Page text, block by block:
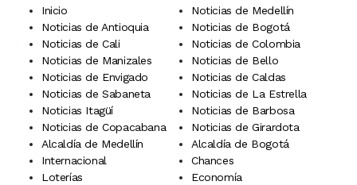
Inicio
Noticias de Medellín
Noticias de Antioquia
Noticias de Bogotá
Noticias de Cali
Noticias de Colombia
Noticias de Manizales
Noticias de Bello
Noticias de Envigado
Noticias de Caldas
Noticias de Sabaneta
Noticias de La Estrella
Noticias Itagüí
Noticias de Barbosa
Noticias de Copacabana
Noticias de Girardota
Alcaldía de Medellín
Alcaldía de Bogotá
Internacional
Chances
Loterías
Economía